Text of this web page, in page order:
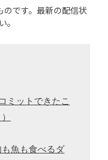
です。最新の配信状
。
ミットできたこ
魚も食べるダ